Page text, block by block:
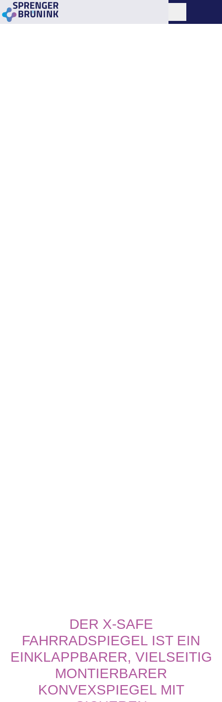
DER X-SAFE
FAHRRADSPIEGEL IST EIN
EINKLAPPBARER, VIELSEITIG
MONTIERBARER
KONVEXSPIEGEL MIT